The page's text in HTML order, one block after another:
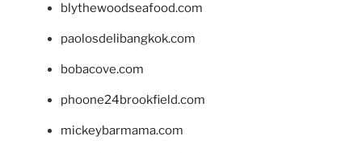
blythewoodseafood.com
paolosdelibangkok.com
bobacove.com
phoone24brookfield.com
mickeybarmama.com